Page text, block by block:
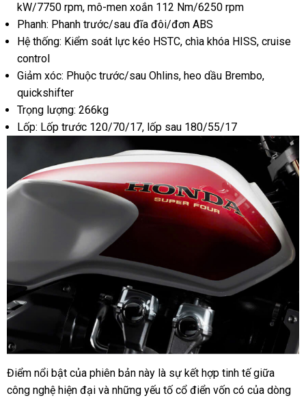
kW/7750 rpm, mô-men xoắn 112 Nm/6250 rpm
Phanh: Phanh trước/sau đĩa đôi/đơn ABS
Hệ thống: Kiểm soát lực kéo HSTC, chìa khóa HISS, cruise
control
Giảm xóc: Phuộc trước/sau Ohlins, heo dầu Brembo,
quickshifter
Trọng lượng: 266kg
Lốp: Lốp trước 120/70/17, lốp sau 180/55/17
Điểm nổi bật của phiên bản này là sự kết hợp tinh tế giữa
công nghệ hiện đại và những yếu tố cổ điển vốn có của dòng